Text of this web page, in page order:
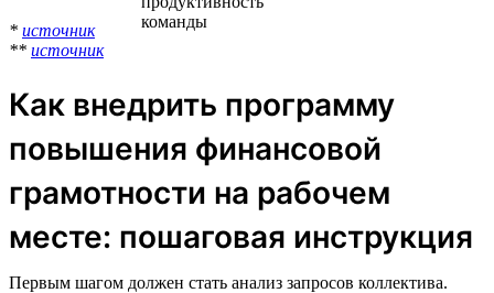
* источник
** источник
Как внедрить программу
повышения финансовой
грамотности на рабочем
месте: пошаговая инструкция
Первым шагом должен стать анализ запросов коллектива.